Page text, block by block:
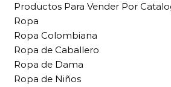
Productos Para Vender Por
Ropa
Ropa Colombiana
Ropa de Caballero
Ropa de Dama
Ropa de Niños